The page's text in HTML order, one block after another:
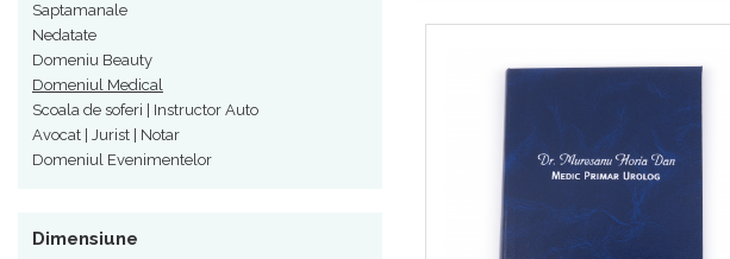
Avocat | Jurist | Notar
Domeniul Evenimentelor
Saptamanale
Nedatate
Domeniu Beauty
Domeniul Medical
Scoala de soferi | Instructor Auto
Avocat | Jurist | Notar
Domeniul Evenimentelor
Dimensiune